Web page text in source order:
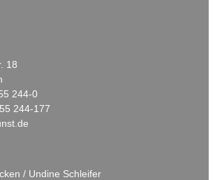
18
244-0
244-177
/ Undine Schleifer